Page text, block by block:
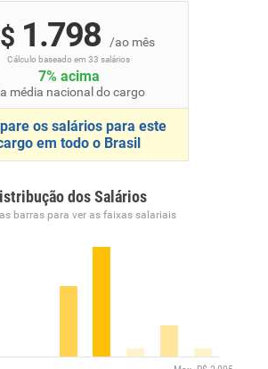
1.798 /ao mês
Cálculo baseado em 33 salários
7% acima
média nacional do cargo
os salários para este
em todo o Brasil
dos Salários
barras para ver as faixas salariais